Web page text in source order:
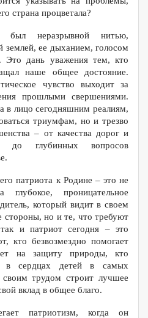
страна процветала?
был неразрывной нитью,
землей, ее дыханием, голосом
Это дань уважения тем, кто
наше общее достояние.
чувство выходит за
прошлыми свершениями.
в лицо сегодняшним реалиям,
триумфам, но и трезво
– от качества дорог и
до глубинных вопросов
патриота к Родине – это не
проницательное
который видит в своем
стороны, но и те, что требуют
и патриот сегодня – это
кто безвозмездно помогает
на защиту природы, кто
в сердцах детей в самых
своим трудом строит лучшее
вклад в общее благо.
патриотизм, когда он